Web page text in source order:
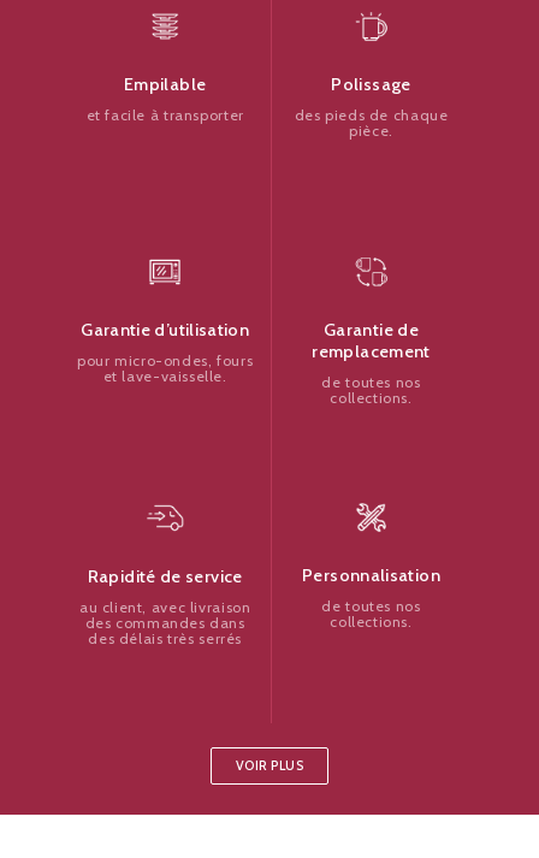
Empilable
et facile à transporter
Polissage
des pieds de chaque
pièce.
Garantie d’utilisation
pour micro-ondes, fours
et lave-vaisselle.
Garantie de
remplacement
de toutes nos
collections.
Rapidité de service
au client, avec livraison
des commandes dans
des délais très serrés
Personnalisation
de toutes nos
collections.
VOIR PLUS